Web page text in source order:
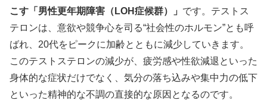
こす「男性更年期障害（LOH症候群）」 です。テストス
テロンは、意欲や競争心を司る“社会性のホルモン”とも呼
ばれ、20代をピークに加齢とともに減少していきます。
このテストステロンの減少が、疲労感や性欲減退といった
身体的な症状だけでなく、気分の落ち込みや集中力の低下
といった精神的な不調の直接的な原因となるのです。